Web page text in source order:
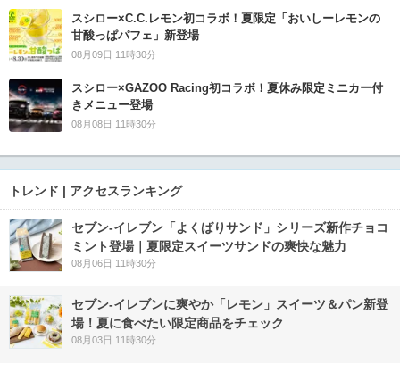
スシロー×C.C.レモン初コラボ！夏限定「おいしーレモンの
甘酸っぱパフェ」新登場
08月09日 11時30分
スシロー×GAZOO Racing初コラボ！夏休み限定ミニカー付
きメニュー登場
08月08日 11時30分
トレンド | アクセスランキング
セブン‐イレブン「よくばりサンド」シリーズ新作チョコ
ミント登場｜夏限定スイーツサンドの爽快な魅力
08月06日 11時30分
セブン‐イレブンに爽やか「レモン」スイーツ＆パン新登
場！夏に食べたい限定商品をチェック
08月03日 11時30分